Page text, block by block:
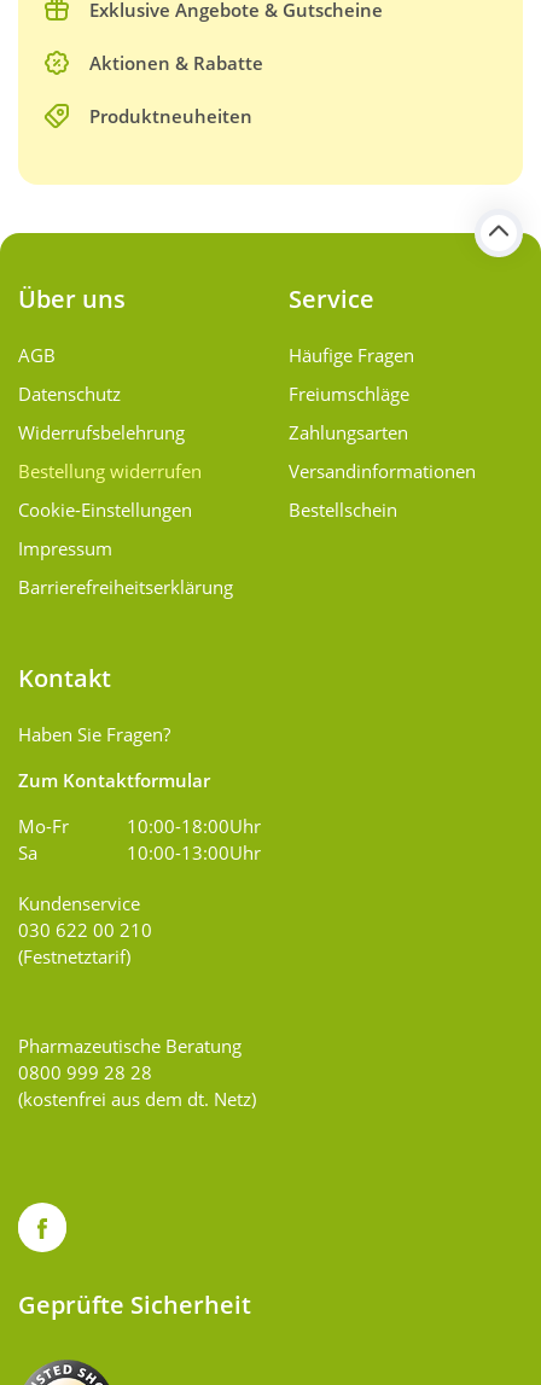
Exklusive Angebote & Gutscheine
Aktionen & Rabatte
Produktneuheiten
Über uns
AGB
Datenschutz
Widerrufsbelehrung
Bestellung widerrufen
Cookie-Einstellungen
Impressum
Barrierefreiheitserklärung
Service
Häufige Fragen
Freiumschläge
Zahlungsarten
Versand­informationen
Bestellschein
Kontakt
Haben Sie Fragen?
Zum Kontaktformular
Mo-Fr
10:00-18:00Uhr
Sa
10:00-13:00Uhr
Kundenservice
030 622 00 210
(Festnetztarif)
Pharmazeutische Beratung
0800 999 28 28
(kostenfrei aus dem dt. Netz)
Geprüfte Sicherheit